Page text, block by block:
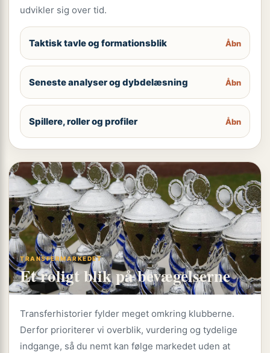
udvikler sig over tid.
Taktisk tavle og formationsblik Åbn
Seneste analyser og dybdelæsning Åbn
Spillere, roller og profiler Åbn
TRANSFERMARKEDET
Et roligt blik på bevægelserne
Transferhistorier fylder meget omkring klubberne.
Derfor prioriterer vi overblik, vurdering og tydelige
indgange, så du nemt kan følge markedet uden at